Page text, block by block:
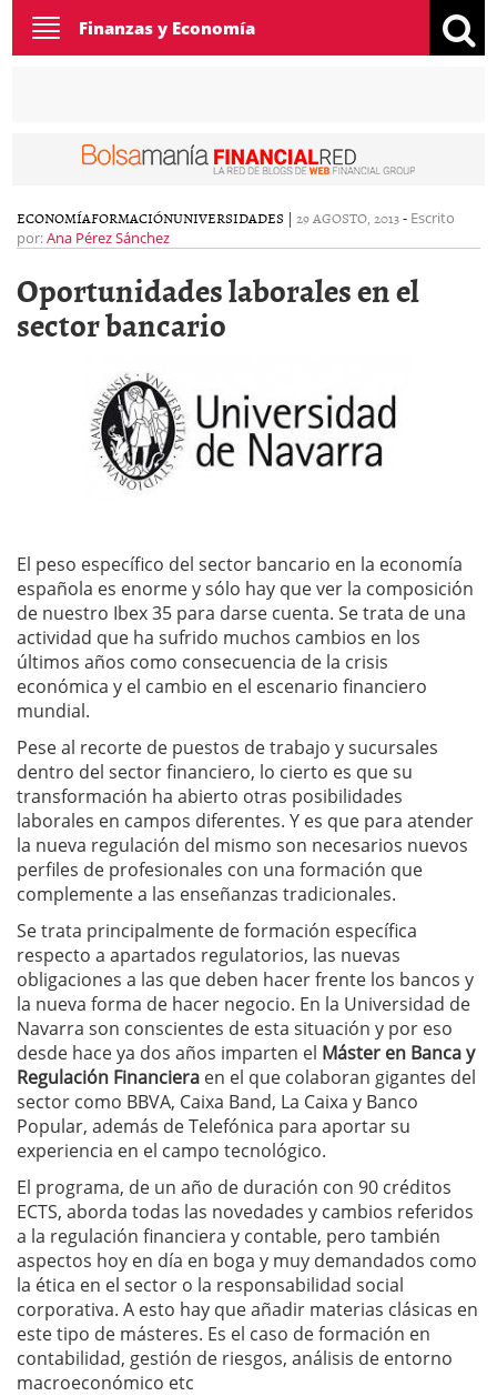
Toggle
navigation
Finanzas y Economía
ECONOMÍAFORMACIÓNUNIVERSIDADES | 29 AGOSTO, 2013- Escrito
por:Ana Pérez Sánchez
Oportunidades laborales en el
sector bancario
El peso específico del sector bancario en la economía
española es enorme y sólo hay que ver la composición
de nuestro Ibex 35 para darse cuenta. Se trata de una
actividad que ha sufrido muchos cambios en los
últimos años como consecuencia de la crisis
económica y el cambio en el escenario financiero
mundial.
Pese al recorte de puestos de trabajo y sucursales
dentro del sector financiero, lo cierto es que su
transformación ha abierto otras posibilidades
laborales en campos diferentes. Y es que para atender
la nueva regulación del mismo son necesarios nuevos
perfiles de profesionales con una formación que
complemente a las enseñanzas tradicionales.
Se trata principalmente de formación específica
respecto a apartados regulatorios, las nuevas
obligaciones a las que deben hacer frente los bancos y
la nueva forma de hacer negocio. En la Universidad de
Navarra son conscientes de esta situación y por eso
desde hace ya dos años imparten el Máster en Banca y
Regulación Financiera en el que colaboran gigantes del
sector como BBVA, Caixa Band, La Caixa y Banco
Popular, además de Telefónica para aportar su
experiencia en el campo tecnológico.
El programa, de un año de duración con 90 créditos
ECTS, aborda todas las novedades y cambios referidos
a la regulación financiera y contable, pero también
aspectos hoy en día en boga y muy demandados como
la ética en el sector o la responsabilidad social
corporativa. A esto hay que añadir materias clásicas en
este tipo de másteres. Es el caso de formación en
contabilidad, gestión de riesgos, análisis de entorno
macroeconómico etc